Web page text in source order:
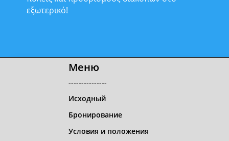
εξωτερικό!
Меню
---------------
Исходный
Бронирование
Условия и положения